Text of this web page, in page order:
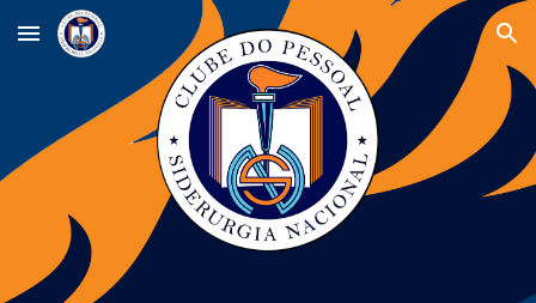
Skip to main content Skip to navigation